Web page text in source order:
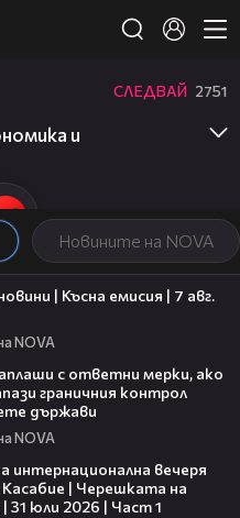
Новините на NOVA
СЛЕДВАЙ 2751
и
| Късна емисия | 7 авг.
NOVA
с ответни мерки, ако
граничния контрол
държави
NOVA
интернационална вечеря
| Черешката на
юли 2026 | Част 1